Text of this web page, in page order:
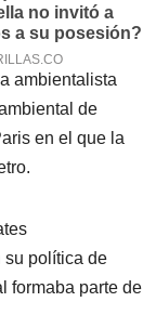
ambientalista
de
en el que la
su política de
formaba parte de